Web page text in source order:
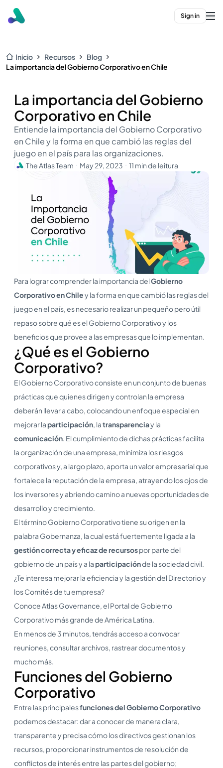
Sign in
Inicio Recursos
Blog
La importancia del Gobierno Corporativo en Chile
La importancia del Gobierno
Corporativo en Chile
Entiende la importancia del Gobierno Corporativo
en Chile y la forma en que cambió las reglas del
juego en el país para las organizaciones.
The Atlas Team ・ May 29, 2023 ・ 11 min de leitura
Para lograr comprender la importancia delGobierno
Corporativo en Chiley la forma en que cambió las reglas del
juego en el país, es necesario realizar un pequeño pero útil
repaso sobre qué es el Gobierno Corporativo y los
beneficios que provee a las empresas que lo implementan.
¿Qué es el Gobierno
Corporativo?
El Gobierno Corporativo consiste en un conjunto de buenas
prácticas que quienes dirigen y controlan la empresa
deberán llevar a cabo, colocando un enfoque especial en
mejorar laparticipación, latransparenciay la
comunicación. El cumplimiento de dichas prácticas facilita
la organización de una empresa, minimiza los riesgos
corporativos y, a largo plazo, aporta un valor empresarial que
fortalece la reputación de la empresa, atrayendo los ojos de
los inversores y abriendo camino a nuevas oportunidades de
desarrollo y crecimiento.
El término Gobierno Corporativo tiene su origen en la
palabra Gobernanza, la cual está fuertemente ligada a la
gestión correcta y eficaz de recursospor parte del
gobierno de un país y a laparticipaciónde la sociedad civil.
¿Te interesa mejorar la eficiencia y la gestión del Directorio y
los Comités de tu empresa?
Conoce Atlas Governance, el Portal de Gobierno
Corporativo más grande de América Latina.
En menos de 3 minutos, tendrás acceso a convocar
reuniones, consultar archivos, rastrear documentos y
mucho más.
Funciones del Gobierno
Corporativo
Entre las principalesfunciones del Gobierno Corporativo
podemos destacar: dar a conocer de manera clara,
transparente y precisa cómo los directivos gestionan los
recursos, proporcionar instrumentos de resolución de
conflictos de interés entre las partes del gobierno;